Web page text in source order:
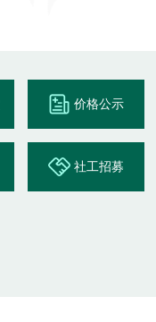
价格公示
社工招募